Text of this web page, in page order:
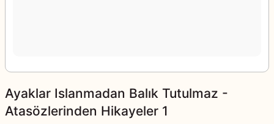
Ayaklar Islanmadan Balık Tutulmaz -
Atasözlerinden Hikayeler 1